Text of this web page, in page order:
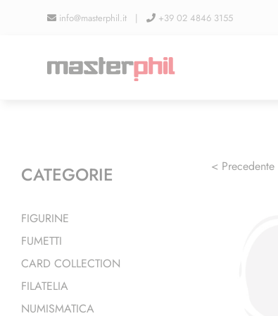
info@masterphil.it | +39 02 4846 3155
< Precedente
CATEGORIE
FIGURINE
FUMETTI
CARD COLLECTION
FILATELIA
NUMISMATICA